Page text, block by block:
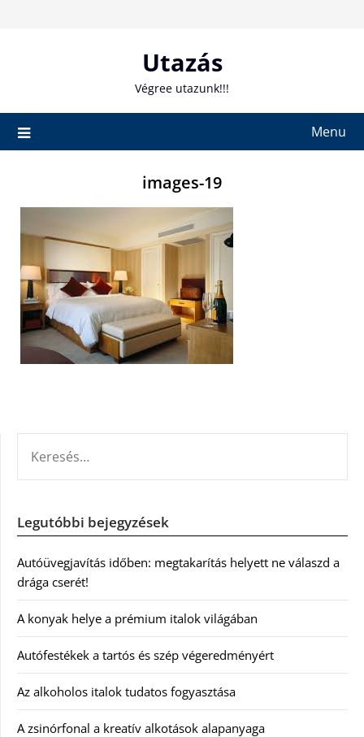
Utazás
Végree utazunk!!!
Menu
images-19
Legutóbbi bejegyzések
Autóüvegjavítás időben: megtakarítás helyett ne válaszd a
drága cserét!
A konyak helye a prémium italok világában
Autófestékek a tartós és szép végeredményért
Az alkoholos italok tudatos fogyasztása
A zsinórfonal a kreatív alkotások alapanyaga